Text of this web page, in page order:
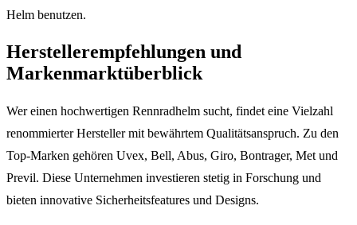
Helm benutzen.
Herstellerempfehlungen und
Markenmarktüberblick
Wer einen hochwertigen Rennradhelm sucht, findet eine Vielzahl
renommierter Hersteller mit bewährtem Qualitätsanspruch. Zu den
Top-Marken gehören Uvex, Bell, Abus, Giro, Bontrager, Met und
Previl. Diese Unternehmen investieren stetig in Forschung und
bieten innovative Sicherheitsfeatures und Designs.